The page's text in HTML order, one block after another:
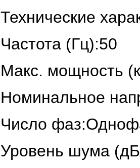
Технические
Частота (Гц):50
Макс. мощность
Номинальное
Число
Уровень шума